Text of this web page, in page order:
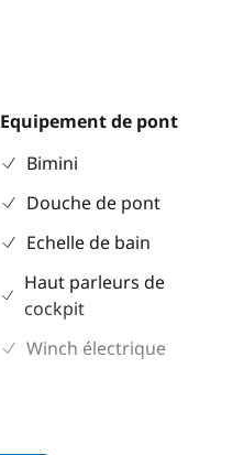
Equipement de pont
Bimini
Douche de pont
Echelle de bain
Haut parleurs de
cockpit
Winch électrique